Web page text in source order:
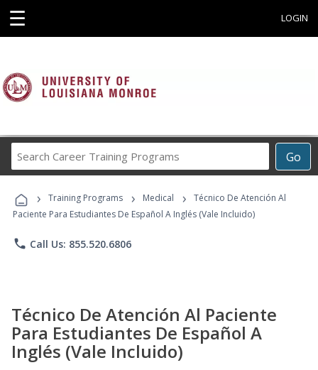
☰ LOGIN
Go
Career
Programs
› Training Programs › Medical ›
Técnico De Atención Al
Paciente Para Estudiantes De Español A Inglés (Vale Incluido)
phone Call Us: 855.520.6806
Técnico De Atención Al Paciente
Para Estudiantes De Español A
Inglés (Vale Incluido)